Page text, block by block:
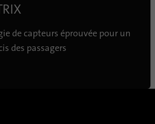
de capteurs éprouvée pour un
des passagers